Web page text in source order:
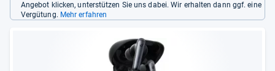
Angebot klicken, unterstützen Sie uns dabei. Wir erhalten dann ggf. eine
Vergütung. Mehr erfahren